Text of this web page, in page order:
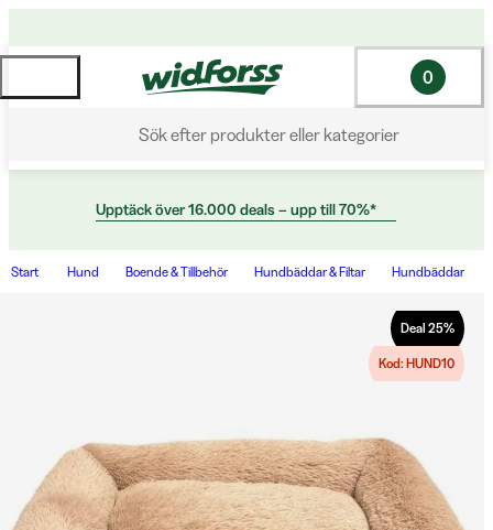
Sök efter produkter eller kategorier
0
Upptäck över 16.000 deals – upp till 70%*
Start Hund Boende & Tillbehör Hundbäddar & Filtar Hundbäddar
Deal 25%
Kod: HUND10